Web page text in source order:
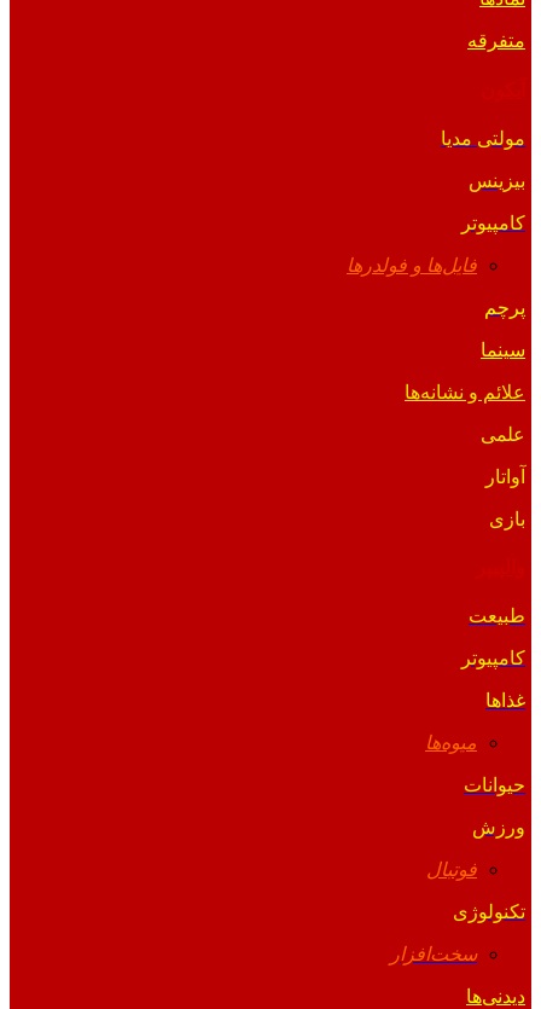
متفرقه
مولتی مدیا
بیزینس
کامپیوتر
فایل‌ها و فولدرها
پرچم
سینما
علائم و نشانه‌ها
علمی
آواتار
بازی
طبیعت
کامپیوتر
غذاها
میوه‌ها
حیوانات
ورزش
فوتبال
تکنولوژی
سخت‌افزار
دیدنی‌ها